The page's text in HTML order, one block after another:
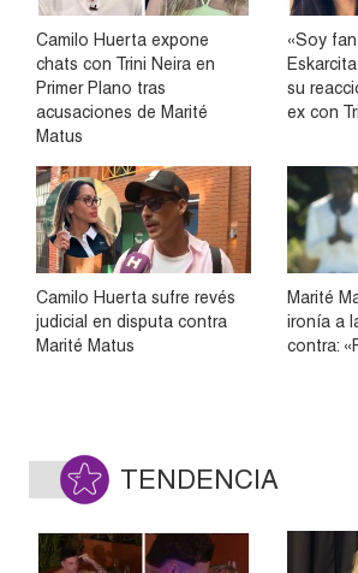
Camilo Huerta expone
chats con Trini Neira en
Primer Plano tras
acusaciones de Marité
Matus
«Soy
su
ex con
Camilo Huerta sufre revés
judicial en disputa contra
Marité Matus
Marité
ironía a
contra:
TENDENCIA